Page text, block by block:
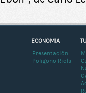
ECONOMIA
Presentación
Poligono Riols